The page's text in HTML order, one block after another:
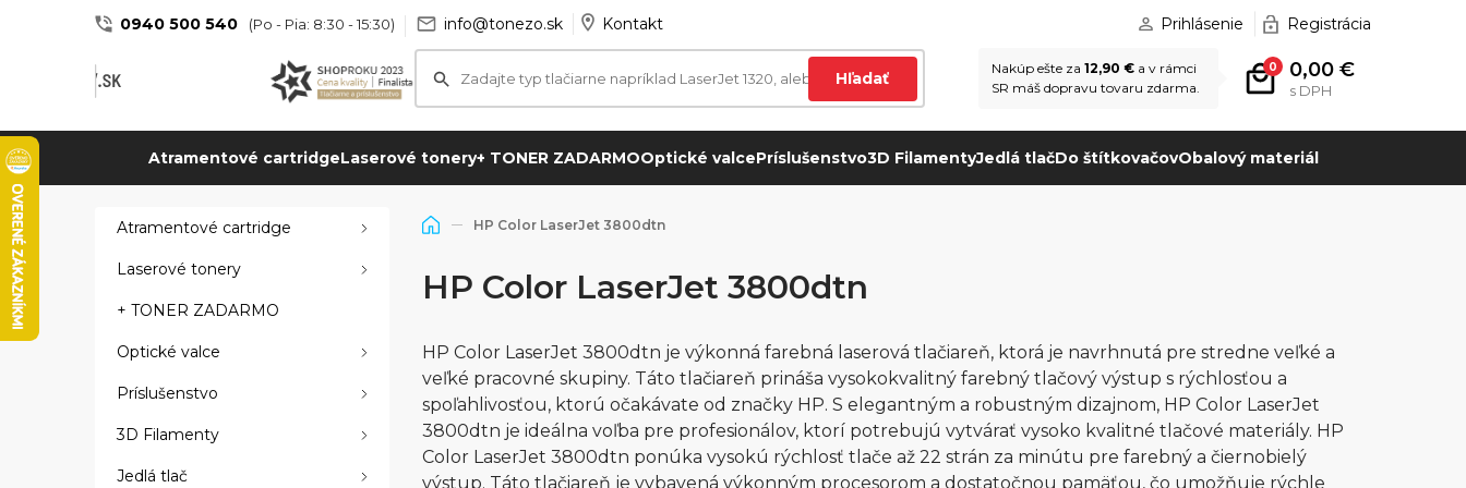
0940 500 540 (Po - Pia: 8:30 - 15:30) info@tonezo.sk Kontakt Prihlásenie Registrácia
Hľadať
0 0,00 €
s DPH
Nakúp ešte za 12,90 € a v rámci
SR máš dopravu tovaru zdarma.
Atramentové cartridgeLaserové tonery+ TONER ZADARMOOptické valcePríslušenstvo3D FilamentyJedlá tlačDo štítkovačovObalový materiál
Atramentové cartridge
Laserové tonery
+ TONER ZADARMO
Optické valce
Príslušenstvo
3D Filamenty
Jedlá tlač
HP Color LaserJet 3800dtn
HP Color LaserJet 3800dtn
HP Color LaserJet 3800dtn je výkonná farebná laserová tlačiareň, ktorá je navrhnutá pre stredne veľké a
veľké pracovné skupiny. Táto tlačiareň prináša vysokokvalitný farebný tlačový výstup s rýchlosťou a
spoľahlivosťou, ktorú očakávate od značky HP. S elegantným a robustným dizajnom, HP Color LaserJet
3800dtn je ideálna voľba pre profesionálov, ktorí potrebujú vytvárať vysoko kvalitné tlačové materiály. HP
Color LaserJet 3800dtn ponúka vysokú rýchlosť tlače až 22 strán za minútu pre farebný a čiernobielý
výstup. Táto tlačiareň je vybavená výkonným procesorom a dostatočnou pamäťou, čo umožňuje rýchle